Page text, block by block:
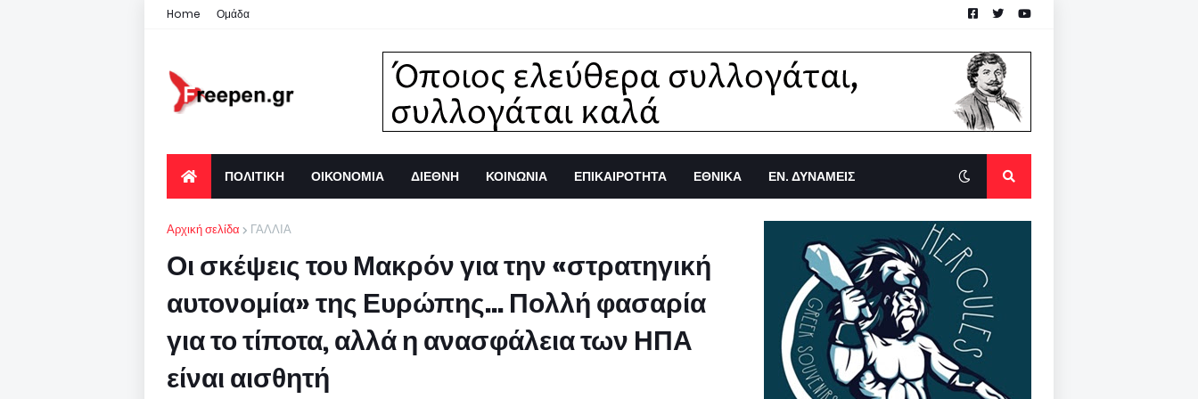
Home Ομάδα
ΠΟΛΙΤΙΚΗ ΟΙΚΟΝΟΜΙΑ ΔΙΕΘΝΗ ΚΟΙΝΩΝΙΑ ΕΠΙΚΑΙΡΟΤΗΤΑ ΕΘΝΙΚΑ ΕΝ. ΔΥΝΑΜΕΙΣ
Αρχική σελίδα ΓΑΛΛΙΑ
Οι σκέψεις του Μακρόν για την «στρατηγική
αυτονομία» της Ευρώπης… Πολλή φασαρία
για το τίποτα, αλλά η ανασφάλεια των ΗΠΑ
είναι αισθητή